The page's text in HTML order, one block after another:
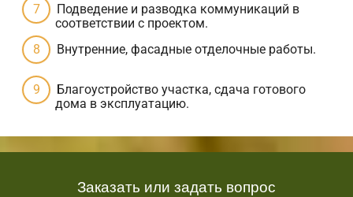
Подведение и разводка коммуникаций в
соответствии с проектом.
Внутренние, фасадные отделочные работы.
Благоустройство участка, сдача готового
дома в эксплуатацию.
Заказать или задать вопрос